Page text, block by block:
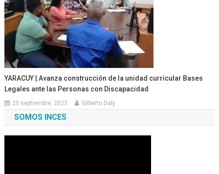
YARACUY | Avanza construcción de la unidad curricular Bases
Legales ante las Personas con Discapacidad
20 septiembre, 2023 Gilberto Daly
SOMOS INCES